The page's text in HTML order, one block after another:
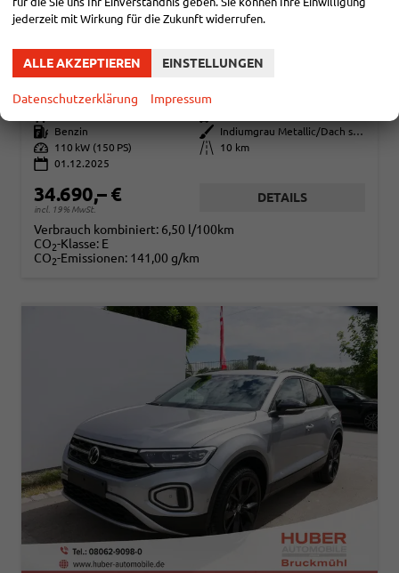
VOLKSWAGEN T-ROC
Kraftstoff
Benzin Außenfarbe
Indiumgrau Metallic/Dach schwarz
Leistung
110 kW (150 PS) Kilometerstand
10 km
01.12.2025
34.690,– €
incl. 19% MwSt.
DETAILS
Verbrauch kombiniert: 6,50 l/100km
CO2-Klasse: E
CO2-Emissionen: 141,00 g/km
jederzeit mit Wirkung für die Zukunft widerrufen.
ALLE AKZEPTIEREN EINSTELLUNGEN
Datenschutzerklärung Impressum